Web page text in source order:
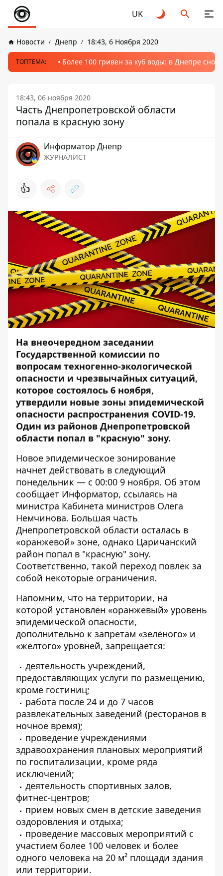
UK
Новости Днепр 18:43, 6 Ноября 2020
ТОПТЕМА: Более 100 гривен за куб воды: в Днепре
18:43, 06 ноября 2020
Часть Днепропетровской области
попала в красную зону
Информатор Днепр
ЖУРНАЛИСТ
👍
На внеочередном заседании
Государственной комиссии по
вопросам техногенно-экологической
опасности и чрезвычайных ситуаций,
которое состоялось 6 ноября,
утвердили новые зоны эпидемической
опасности распространения COVID-19.
Один из районов Днепропетровской
области попал в "красную" зону.
Новое эпидемическое зонирование
начнет действовать в следующий
понедельник — с 00:00 9 ноября. Об этом
сообщает Информатор, ссылаясь на
министра Кабинета министров Олега
Немчинова. Большая часть
Днепропетровской области осталась в
«оранжевой» зоне, однако Царичанский
район попал в "красную" зону.
Соответственно, такой переход повлек за
собой некоторые ограничения.
Напомним, что на территории, на
которой установлен «оранжевый» уровень
эпидемической опасности,
дополнительно к запретам «зелёного» и
«жёлтого» уровней, запрещается:
деятельность учреждений,
предоставляющих услуги по размещению,
кроме гостиниц;
работа после 24 и до 7 часов
развлекательных заведений (ресторанов в
ночное время);
проведение учреждениями
здравоохранения плановых мероприятий
по госпитализации, кроме ряда
исключений;
деятельность спортивных залов,
фитнес-центров;
прием новых смен в детские заведения
оздоровления и отдыха;
проведение массовых мероприятий с
участием более 100 человек и более
одного человека на 20 м² площади здания
или территории.